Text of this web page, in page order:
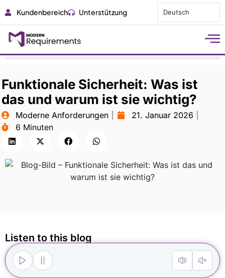
Kundenbereich Unterstützung Deutsch
Funktionale Sicherheit: Was ist
das und warum ist sie wichtig?
Moderne Anforderungen
21. Januar 2026
6 Minuten
Listen to this blog